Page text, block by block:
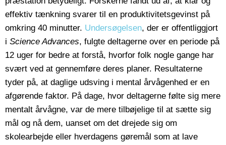
effektiv tænkning svarer til en produktivitetsgevinst på
omkring 40 minutter. Undersøgelsen, der er offentliggjort
i Science Advances, fulgte deltagerne over en periode på
12 uger for bedre at forstå, hvorfor folk nogle gange har
svært ved at gennemføre deres planer. Resultaterne
tyder på, at daglige udsving i mental årvågenhed er en
afgørende faktor. På dage, hvor deltagerne følte sig mere
mentalt årvågne, var de mere tilbøjelige til at sætte sig
mål og nå dem, uanset om det drejede sig om
skolearbejde eller hverdagens gøremål som at lave